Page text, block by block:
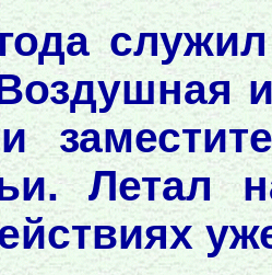
Летал